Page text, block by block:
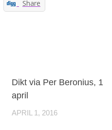
Share
Dikt via Per Beronius, 1
april
APRIL 1, 2016